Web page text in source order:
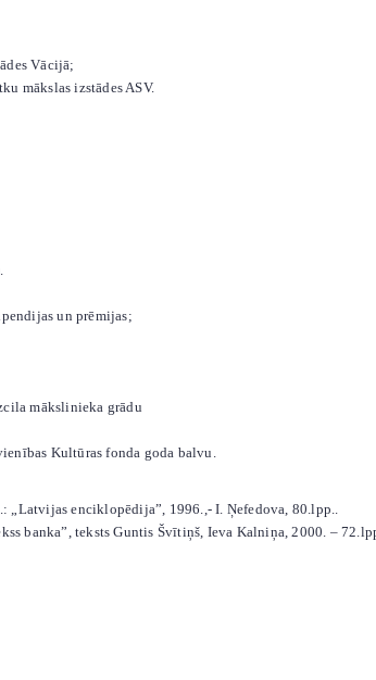
Vācijā;
mākslas izstādes ASV.
un prēmijas;
mākslinieka grādu
Kultūras fonda goda balvu.
„Latvijas enciklopēdija”, 1996.,- I. Ņefedova, 80.lpp..
banka”, teksts Guntis Švītiņš, Ieva Kalniņa, 2000. –